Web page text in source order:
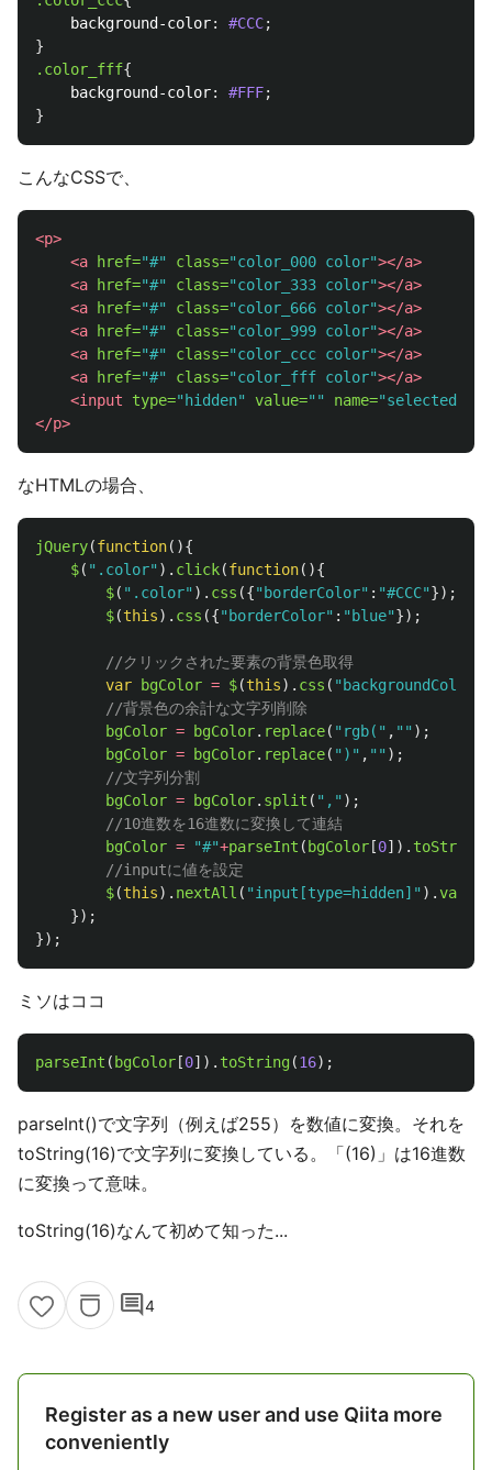
background-color: #CCC;
}
.color_fff{
background-color: #FFF;
}
こんなCSSで、
<p>
<a
href="#" class="color_000 color"></a>
<a
href="#" class="color_333 color"></a>
<a
href="#" class="color_666 color"></a>
<a
href="#" class="color_999 color"></a>
<a
href="#" class="color_ccc color"></a>
<a
href="#" class="color_fff color"></a>
<input
type="hidden" value="" name=
</p>
なHTMLの場合、
jQuery(function(){
$( " .color" ). click(function(){
$( " .color" ). css ({" borderColor" : "#CCC"});
$(this). css ({" borderColor" : " blue"});
//クリックされた要素の背景色取得
var
bgColor = $(this). css ( " backgroundColor
//背景色の余計な文字列削除
bgColor = bgColor. replace( " rgb( " , "" );
bgColor = bgColor. replace( " ) " , "" );
//文字列分割
bgColor = bgColor. split ( " , " );
//10進数を16進数に変換して連結
bgColor = "#"+parseInt ( bgColor [0]). toString
//inputに値を設定
$(this). nextAll ( "input[type=hidden] " ).val
});
});
ミソはココ
parseInt ( bgColor [0]). toString(16);
parseInt()で文字列（例えば255）を数値に変換。それを
toString(16)で文字列に変換している。「(16)」は16進数
に変換って意味。
toString(16)なんて初めて知った...
comment4
Register as a new user and use Qiita more
conveniently